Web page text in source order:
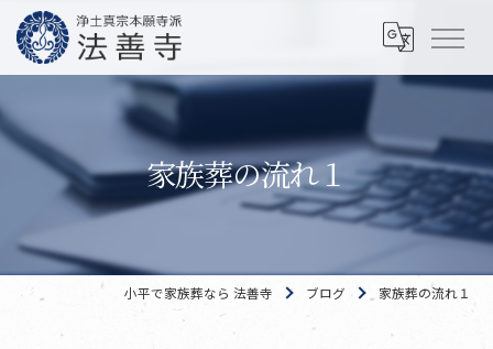
家族葬の流れ１
小平で家族葬なら 法善寺 ブログ 家族葬の流れ１